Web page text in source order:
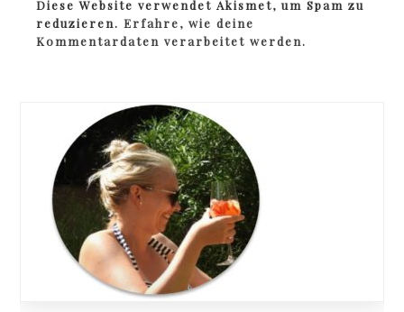
Diese Website verwendet Akismet, um Spam zu
reduzieren.Erfahre, wie deine
Kommentardaten verarbeitet werden.